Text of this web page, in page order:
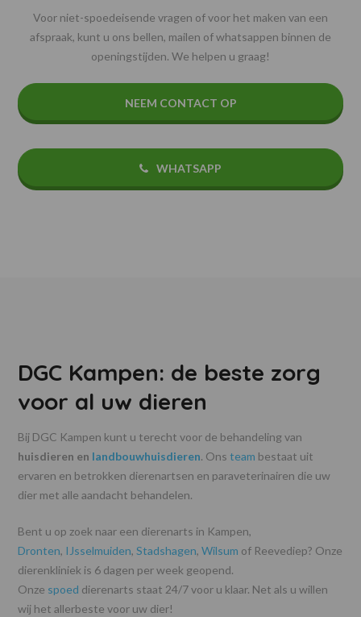
Voor niet-spoedeisende vragen of voor het maken van een
afspraak, kunt u ons bellen, mailen of whatsappen binnen de
openingstijden. We helpen u graag!
NEEM CONTACT OP
WHATSAPP
DGC Kampen: de beste zorg
voor al uw dieren
Bij DGC Kampen kunt u terecht voor de behandeling van
huisdieren en landbouwhuisdieren. Onsteam bestaat uit
ervaren en betrokken dierenartsen en paraveterinairen die uw
dier met alle aandacht behandelen.
Bent u op zoek naar een dierenarts in Kampen,
Dronten, IJsselmuiden,Stadshagen,Wilsum of Reevediep? Onze
dierenkliniek is 6 dagen per week geopend.
Onze spoed dierenarts staat 24/7 voor u klaar. Net als u willen
wij het allerbeste voor uw dier!